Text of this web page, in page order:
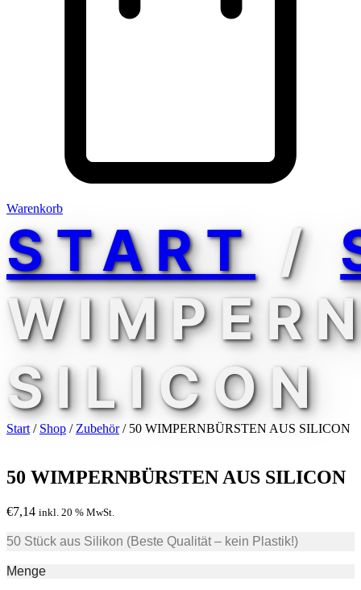
Warenkorb
START /
SILICON
Start / Shop / Zubehör/ 50 WIMPERNBÜRSTEN AUS SILICON
50 WIMPERNBÜRSTEN AUS SILICON
€7,14 inkl. 20 % MwSt.
50 Stück aus Silikon (Beste Qualität – kein Plastik!)
Menge